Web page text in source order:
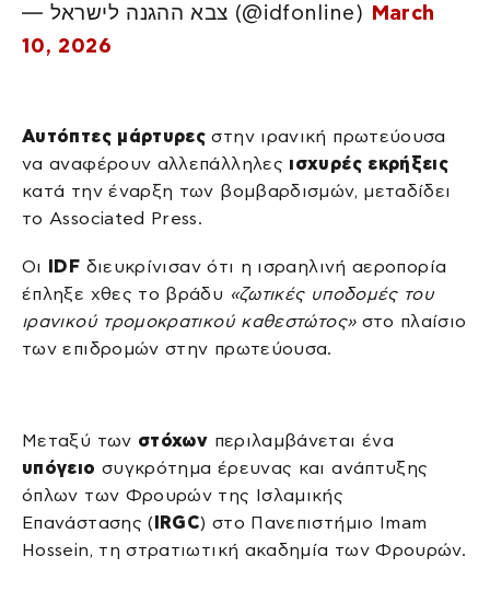
— צבא ההגנה לישראל (@idfonline) March
10, 2026
Αυτόπτες μάρτυρες στην ιρανική πρωτεύουσα
να αναφέρουν αλλεπάλληλες ισχυρές εκρήξεις
κατά την έναρξη των βομβαρδισμών, μεταδίδει
το Associated Press.
Οι IDF διευκρίνισαν ότι η ισραηλινή αεροπορία
έπληξε χθες το βράδυ «ζωτικές υποδομές του
ιρανικού τρομοκρατικού καθεστώτος»στο πλαίσιο
των επιδρομών στην πρωτεύουσα.
Μεταξύ των στόχων περιλαμβάνεται ένα
υπόγειο συγκρότημα έρευνας και ανάπτυξης
όπλων των Φρουρών της Ισλαμικής
Επανάστασης ( IRGC) στο Πανεπιστήμιο Imam
Hossein, τη στρατιωτική ακαδημία των Φρουρών.